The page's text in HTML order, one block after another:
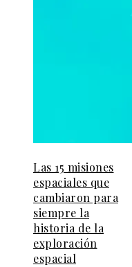
Las 15 misiones
espaciales que
cambiaron para
siempre la
historia de la
exploración
espacial